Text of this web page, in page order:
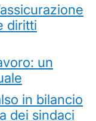
diritti
un
in bilancio
dei sindaci